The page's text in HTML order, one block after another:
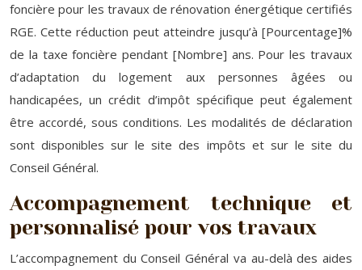
foncière pour les travaux de rénovation énergétique certifiés
RGE. Cette réduction peut atteindre jusqu’à [Pourcentage]%
de la taxe foncière pendant [Nombre] ans. Pour les travaux
d’adaptation du logement aux personnes âgées ou
handicapées, un crédit d’impôt spécifique peut également
être accordé, sous conditions. Les modalités de déclaration
sont disponibles sur le site des impôts et sur le site du
Conseil Général.
Accompagnement technique et
personnalisé pour vos travaux
L’accompagnement du Conseil Général va au-delà des aides